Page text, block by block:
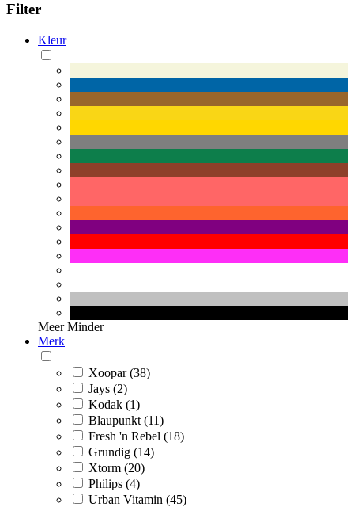
Filter
Kleur
Meer Minder
Merk
Xoopar (38)
Jays (2)
Kodak (1)
Blaupunkt (11)
Fresh 'n Rebel (18)
Grundig (14)
Xtorm (20)
Philips (4)
Urban Vitamin (45)